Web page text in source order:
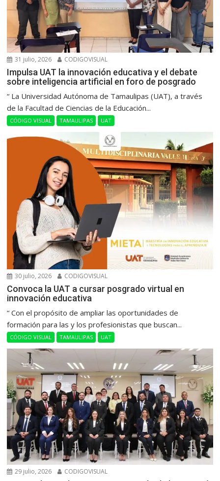
31 julio, 2026 CODIGOVISUAL
Impulsa UAT la innovación educativa y el debate
sobre inteligencia artificial en foro de posgrado
“ La Universidad Autónoma de Tamaulipas (UAT), a través
de la Facultad de Ciencias de la Educación...
CÓDIGO VISUAL TAMAULIPAS UAT
30 julio, 2026 CODIGOVISUAL
Convoca la UAT a cursar posgrado virtual en
innovación educativa
“ Con el propósito de ampliar las oportunidades de
formación para las y los profesionistas que buscan...
CÓDIGO VISUAL TAMAULIPAS UAT
29 julio, 2026 CODIGOVISUAL